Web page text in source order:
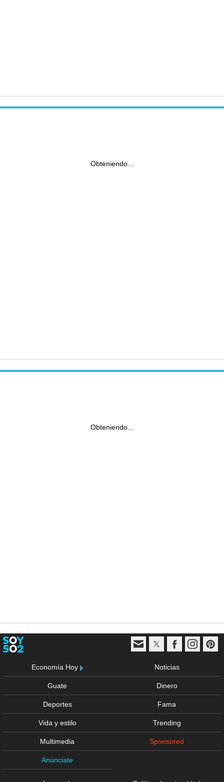
Obteniendo...
Obteniendo...
Economía Hoy Noticias
Guate Dinero
Deportes Fama
Vida y estilo Trending
Multimedia Sponsored
Anúnciate